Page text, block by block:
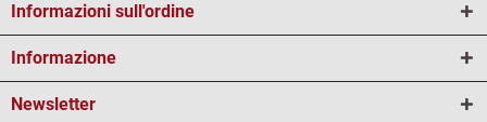
Informazioni sull'ordine
Informazione
Newsletter